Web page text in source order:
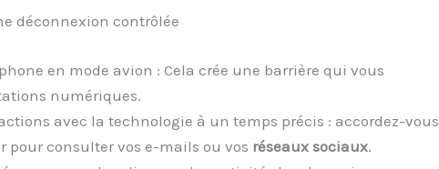
déconnexion contrôlée
en mode avion : Cela crée une barrière qui vous
numériques.
avec la technologie à un temps précis : accordez-vous
pour consulter vos e-mails ou vos réseaux sociaux.